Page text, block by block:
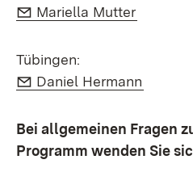
E-Mail:
Mariella Mutter
Tübingen:
E-Mail:
Daniel Hermann
Bei allgemeinen Fragen
Programm wenden Sie